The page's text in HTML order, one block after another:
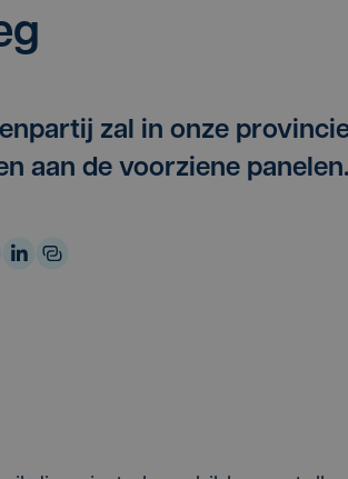
zal in onze
aan de voorziene panelen.